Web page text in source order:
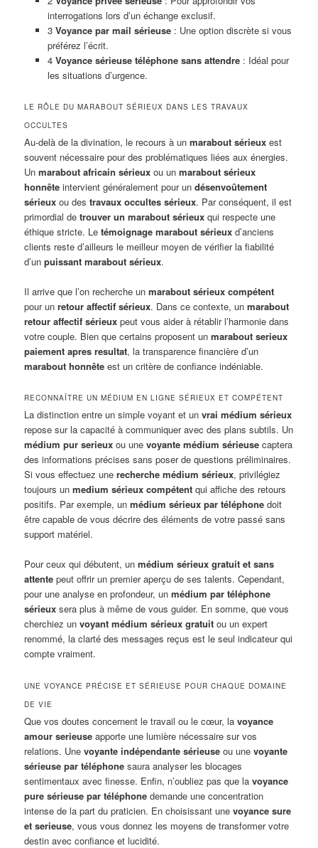
interrogations lors d’un échange exclusif.
3 Voyance par mail sérieuse: Une option discrète si vous
préférez l’écrit.
4 Voyance sérieuse téléphone sans attendre: Idéal pour
les situations d’urgence.
LE RÔLE DU MARABOUT SÉRIEUX DANS LES TRAVAUX
OCCULTES
Au-delà de la divination, le recours à unmarabout sérieux est
souvent nécessaire pour des problématiques liées aux énergies.
Unmarabout africain sérieux ou unmarabout sérieux
honnête intervient généralement pour undésenvoûtement
sérieux ou destravaux occultes sérieux. Par conséquent, il est
primordial detrouver un marabout sérieux qui respecte une
éthique stricte. Letémoignage marabout sérieux d’anciens
clients reste d’ailleurs le meilleur moyen de vérifier la fiabilité
d’unpuissant marabout sérieux.
Il arrive que l’on recherche unmarabout sérieux compétent
pour unretour affectif sérieux. Dans ce contexte, unmarabout
retour affectif sérieux peut vous aider à rétablir l’harmonie dans
votre couple. Bien que certains proposent unmarabout serieux
paiement apres resultat, la transparence financière d’un
marabout honnête est un critère de confiance indéniable.
RECONNAÎTRE UN MÉDIUM EN LIGNE SÉRIEUX ET COMPÉTENT
La distinction entre un simple voyant et unvrai médium sérieux
repose sur la capacité à communiquer avec des plans subtils. Un
médium pur serieux ou unevoyante médium sérieuse captera
des informations précises sans poser de questions préliminaires.
Si vous effectuez unerecherche médium sérieux, privilégiez
toujours unmedium sérieux compétent qui affiche des retours
positifs. Par exemple, unmédium sérieux par téléphone doit
être capable de vous décrire des éléments de votre passé sans
support matériel.
Pour ceux qui débutent, unmédium sérieux gratuit et sans
attente peut offrir un premier aperçu de ses talents. Cependant,
pour une analyse en profondeur, unmédium par téléphone
sérieux sera plus à même de vous guider. En somme, que vous
cherchiez unvoyant médium sérieux gratuit ou un expert
renommé, la clarté des messages reçus est le seul indicateur qui
compte vraiment.
UNE VOYANCE PRÉCISE ET SÉRIEUSE POUR CHAQUE DOMAINE
DE VIE
Que vos doutes concernent le travail ou le cœur, lavoyance
amour serieuse apporte une lumière nécessaire sur vos
relations. Unevoyante indépendante sérieuse ou unevoyante
sérieuse par téléphone saura analyser les blocages
sentimentaux avec finesse. Enfin, n’oubliez pas que lavoyance
pure sérieuse par téléphone demande une concentration
intense de la part du praticien. En choisissant unevoyance sure
et serieuse, vous vous donnez les moyens de transformer votre
destin avec confiance et lucidité.